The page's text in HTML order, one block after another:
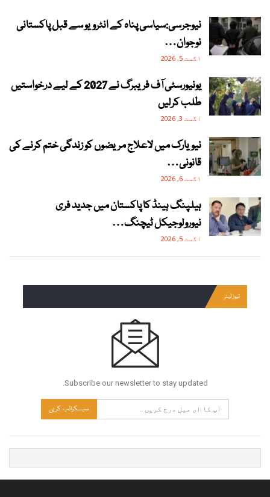
نیوجرسی:سیاسی پناہ کے انٹرویو سے قبل پاکستانی
نوجوان…
اگست 5, 2026
یونیورسٹی آف فریبرگ نے 2027 کے لیے درخواستیں
طلب کرلیں
اگست 3, 2026
نیویارک میں لاعلاج مریضوں کو زندگی ختم کرنے کی
قانونی…
اگست 6, 2026
ہیلپنگ ہینڈ کا پاکستان میں جدید فری
نیورولوجیکل ٹیچنگ…
اگست 5, 2026
نیوز لیٹر
Subscribe our newsletter to stay updated.
سبسکرائب کریں